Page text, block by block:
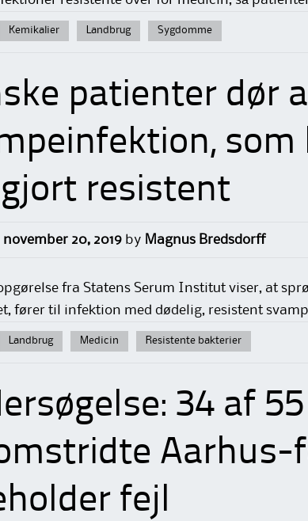
Kemikalier Landbrug Sygdomme
patienter dør
resistent
november 20, 2019 by Magnus Bredsdorff
opgørelse fra Statens Serum Institut viser, at
fører til infektion med dødelig, resistent
Landbrug Medicin Resistente bakterier
34 af
Aarhus-
fejl